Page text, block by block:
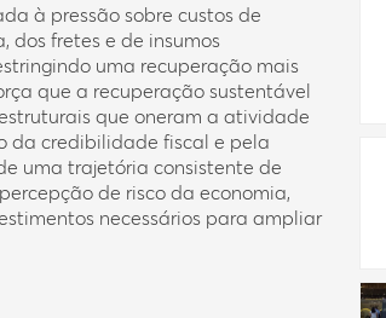
à pressão sobre custos de
dos fretes e de insumos
uma recuperação mais
que a recuperação sustentável
que oneram a atividade
da credibilidade fiscal e pela
uma trajetória consistente de
de risco da economia,
necessários para ampliar